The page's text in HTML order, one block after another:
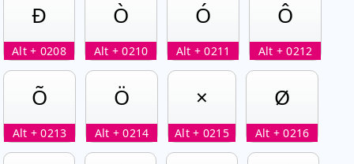
Ð
Alt + 0208
Ò
Alt + 0210
Ó
Alt + 0211
Ô
Alt + 0212
Õ
Alt + 0213
Ö
Alt + 0214
×
Alt + 0215
Ø
Alt + 0216